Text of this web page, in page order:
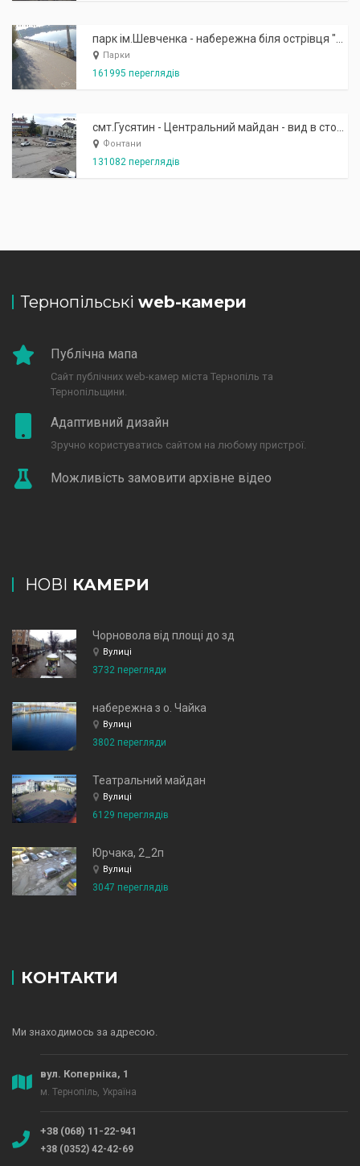
Парки
161995 переглядів
Фонтани
131082 переглядів
Тернопільські web-камери
Публічна мапа
Сайт публічних web-камер міста Тернопіль та
Тернопільщини.
Адаптивний дизайн
Зручно користуватись сайтом на любому пристрої.
Можливість замовити архівне відео
НОВІ КАМЕРИ
Чорновола від площі до зд
Вулиці
3732 перегляди
набережна з о. Чайка
Вулиці
3802 перегляди
Театральний майдан
Вулиці
6129 переглядів
Юрчака, 2_2п
Вулиці
3047 переглядів
КОНТАКТИ
Ми знаходимось за адресою.
вул. Коперніка, 1
м. Тернопіль, Україна
+38 (068) 11-22-941
+38 (0352) 42-42-69